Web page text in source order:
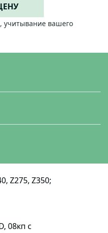
учитывание вашего
Z275, Z350;
08кп с